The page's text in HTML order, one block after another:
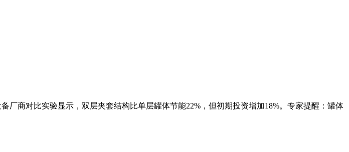
厂商对比实验显示，双层夹套结构比单层罐体节能22%，但初期投资增加18%。专家提醒：罐体